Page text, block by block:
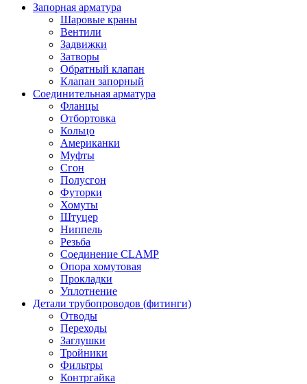
Запорная арматура
Шаровые краны
Вентили
Задвижки
Затворы
Обратный клапан
Клапан запорный
Соединительная арматура
Фланцы
Отбортовка
Кольцо
Американки
Муфты
Сгон
Полусгон
Футорки
Хомуты
Штуцер
Ниппель
Резьба
Соединение CLAMP
Опора хомутовая
Прокладки
Уплотнение
Детали трубопроводов (фитинги)
Отводы
Переходы
Заглушки
Тройники
Фильтры
Контргайка